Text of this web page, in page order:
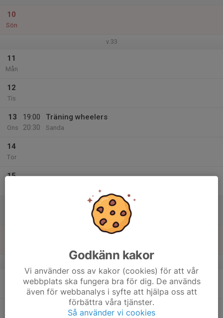
10
Sön
v.33
11
Mån
12
Tis
13
Ons
19:00
20:30
Träning wheelers
Sanda
14
Tor
15
v.34
Godkänn kakor
Vi använder oss av kakor (cookies) för att vår
webbplats ska fungera bra för dig. De används
även för webbanalys i syfte att hjälpa oss att
förbättra våra tjänster.
Så använder vi cookies